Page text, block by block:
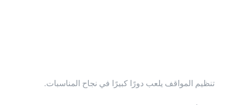
تنظيم المواقف يلعب دورًا كبيرًا في نجاح المناسبات.